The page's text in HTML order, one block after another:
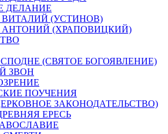
ДЕЛАНИЕ
(УСТИНОВ)
(ХРАПОВИЦКИЙ)
(СВЯТОЕ БОГОЯВЛЕНИЕ)
ЗВОН
ПОУЧЕНИЯ
ЗАКОНОДАТЕЛЬСТВО)
ЕРЕСЬ